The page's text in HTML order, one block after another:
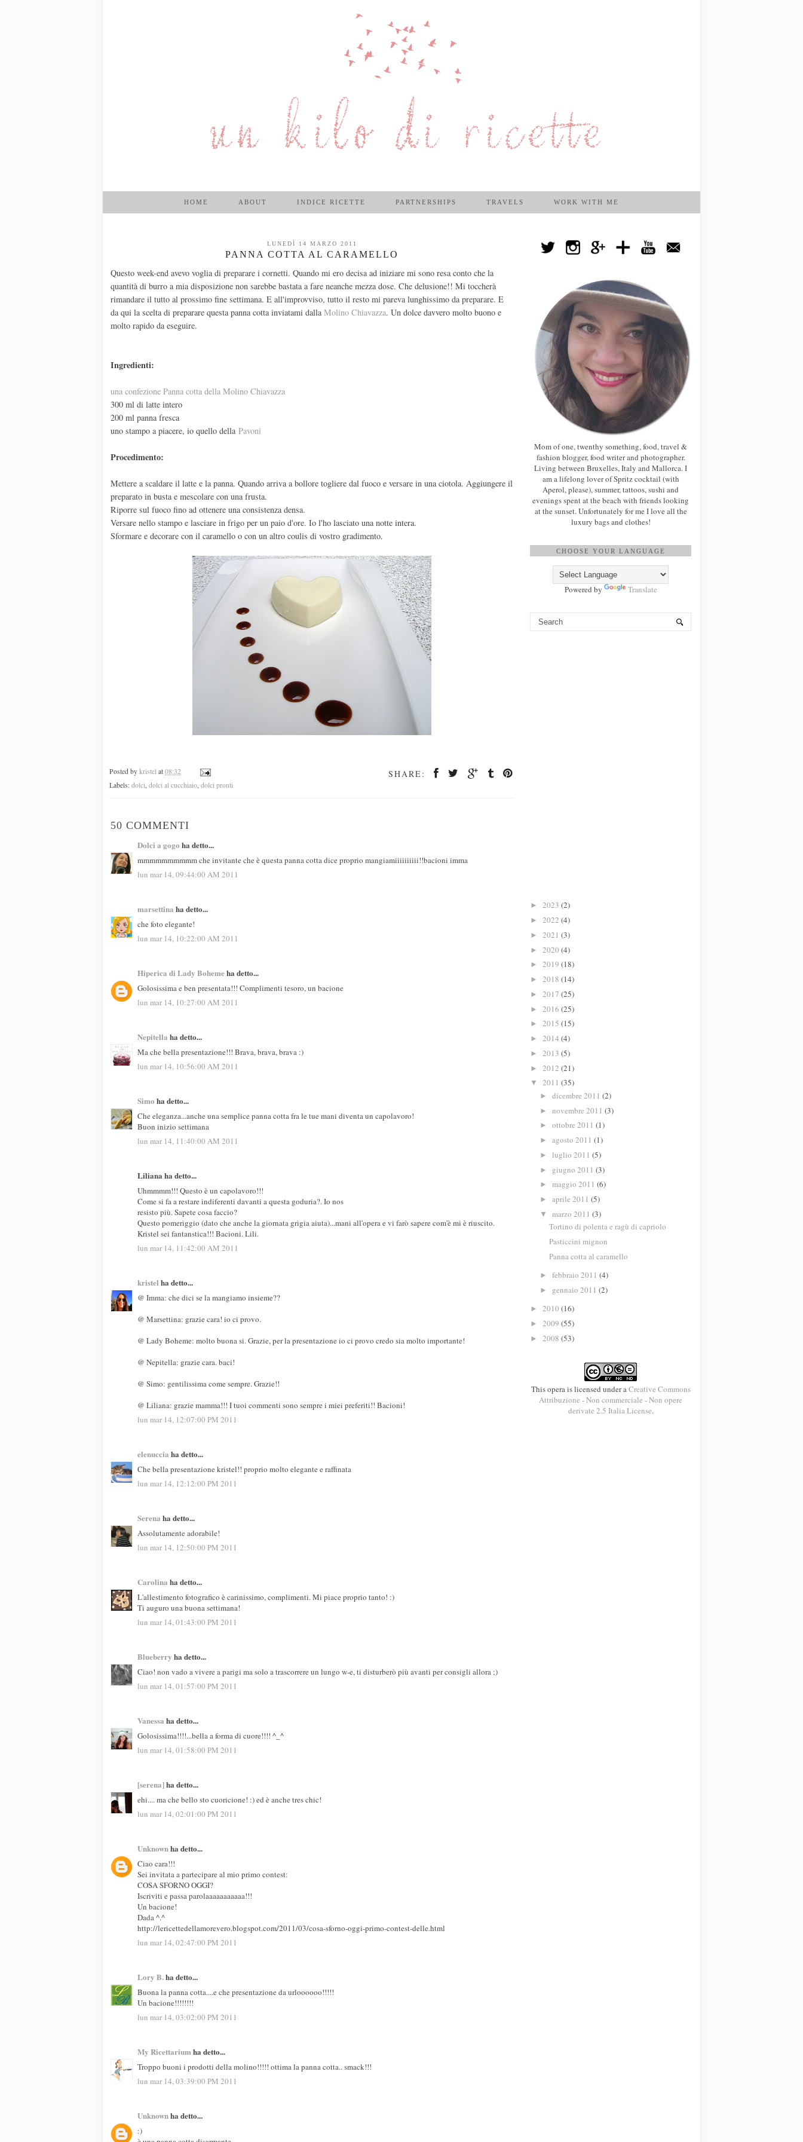
HOME ABOUT INDICE RICETTE PARTNERSHIPS TRAVELS WORK WITH ME
LUNEDÌ 14 MARZO 2011
PANNA COTTA AL CARAMELLO
Questo week-end avevo voglia di preparare i cornetti. Quando mi ero decisa ad iniziare mi sono resa conto che la
quantità di burro a mia disposizione non sarebbe bastata a fare neanche mezza dose. Che delusione!! Mi toccherà
rimandare il tutto al prossimo fine settimana. E all'improvviso, tutto il resto mi pareva lunghissimo da preparare. E
da qui la scelta di preparare questa panna cotta inviatami dallaMolino Chiavazza. Un dolce davvero molto buono e
molto rapido da eseguire.
Ingredienti:
una confezione Panna cotta della Molino Chiavazza
300 ml di latte intero
200 ml panna fresca
uno stampo a piacere, io quello della Pavoni
Procedimento:
Mettere a scaldare il latte e la panna. Quando arriva a bollore togliere dal fuoco e versare in una ciotola. Aggiungere il
preparato in busta e mescolare con una frusta.
Riporre sul fuoco fino ad ottenere una consistenza densa.
Versare nello stampo e lasciare in frigo per un paio d'ore. Io l'ho lasciato una notte intera.
Sformare e decorare con il caramello o con un altro coulis di vostro gradimento.
SHARE:
Posted by kristel at 08:32
Labels: dolci, dolci al cucchiaio, dolci pronti
50 COMMENTI
Dolci a gogo ha detto...
mmmmmmmmmm che invitante che è questa panna cotta dice proprio mangiamiiiiiiiiii!!bacioni imma
lun mar 14, 09:44:00 AM 2011
marsettina ha detto...
che foto elegante!
lun mar 14, 10:22:00 AM 2011
Hiperica di Lady Bohemeha detto...
Golosissima e ben presentata!!! Complimenti tesoro, un bacione
lun mar 14, 10:27:00 AM 2011
Nepitella ha detto...
Ma che bella presentazione!!! Brava, brava, brava :)
lun mar 14, 10:56:00 AM 2011
Simo ha detto...
Che eleganza...anche una semplice panna cotta fra le tue mani diventa un capolavoro!
Buon inizio settimana
lun mar 14, 11:40:00 AM 2011
Liliana ha detto...
Uhmmmm!!! Questo è un capolavoro!!!
Come si fa a restare indiferenti davanti a questa goduria?. Io nos
resisto più. Sapete cosa faccio?
Questo pomeriggio (dato che anche la giornata grigia aiuta)...mani all'opera e vi farò sapere com'è mi è riuscito.
Kristel sei fantanstica!!! Bacioni. Lili.
lun mar 14, 11:42:00 AM 2011
kristel ha detto...
@ Imma: che dici se la mangiamo insieme??
@ Marsettina: grazie cara! io ci provo.
@ Lady Boheme: molto buona si. Grazie, per la presentazione io ci provo credo sia molto importante!
@ Nepitella: grazie cara. baci!
@ Simo: gentilissima come sempre. Grazie!!
@ Liliana: grazie mamma!!! I tuoi commenti sono sempre i miei preferiti!! Bacioni!
lun mar 14, 12:07:00 PM 2011
elenuccia ha detto...
Che bella presentazione kristel!! proprio molto elegante e raffinata
lun mar 14, 12:12:00 PM 2011
Serena ha detto...
Assolutamente adorabile!
lun mar 14, 12:50:00 PM 2011
Carolina ha detto...
L'allestimento fotografico è carinissimo, complimenti. Mi piace proprio tanto! :)
Ti auguro una buona settimana!
lun mar 14, 01:43:00 PM 2011
Blueberry ha detto...
Ciao! non vado a vivere a parigi ma solo a trascorrere un lungo w-e, ti disturberò più avanti per consigli allora ;)
lun mar 14, 01:57:00 PM 2011
Vanessa ha detto...
Golosissima!!!!...bella a forma di cuore!!!! ^_^
lun mar 14, 01:58:00 PM 2011
[serena]ha detto...
ehi.... ma che bello sto cuoricione! :) ed è anche tres chic!
lun mar 14, 02:01:00 PM 2011
Unknownha detto...
Ciao cara!!!
Sei invitata a partecipare al mio primo contest:
COSA SFORNO OGGI?
Iscriviti e passa parolaaaaaaaaaaa!!!
Un bacione!
Dada ^.^
http://lericettedellamorevero.blogspot.com/2011/03/cosa-sforno-oggi-primo-contest-delle.html
lun mar 14, 02:47:00 PM 2011
Lory B.ha detto...
Buona la panna cotta....e che presentazione da urloooooo!!!!!
Un bacione!!!!!!!!
lun mar 14, 03:02:00 PM 2011
My Ricettariumha detto...
Troppo buoni i prodotti della molino!!!!! ottima la panna cotta.. smack!!!
lun mar 14, 03:39:00 PM 2011
Unknownha detto...
:)
Mom of one, twenthy something, food, travel &
fashion blogger, food writer and photographer.
Living between Bruxelles, Italy and Mallorca. I
am a lifelong lover of Spritz cocktail (with
Aperol, please), summer, tattoos, sushi and
evenings spent at the beach with friends looking
at the sunset. Unfortunately for me I love all the
luxury bags and clothes!
CHOOSE YOUR LANGUAGE
Powered by Translate
► 2023 (2)
► 2022 (4)
► 2021 (3)
► 2020 (4)
► 2019 (18)
► 2018 (14)
► 2017 (25)
► 2016 (25)
► 2015 (15)
► 2014 (4)
► 2013 (5)
► 2012 (21)
▼ 2011 (35)
► dicembre 2011 (2)
► novembre 2011 (3)
► ottobre 2011 (1)
► agosto 2011 (1)
► luglio 2011 (5)
► giugno 2011 (3)
► maggio 2011 (6)
► aprile 2011 (5)
▼ marzo 2011 (3)
Tortino di polenta e ragù di capriolo
Pasticcini mignon
Panna cotta al caramello
► febbraio 2011 (4)
► gennaio 2011 (2)
► 2010 (16)
► 2009 (55)
► 2008 (53)
This opera is licensed under aCreative Commons
Attribuzione - Non commerciale - Non opere
derivate 2.5 Italia License.